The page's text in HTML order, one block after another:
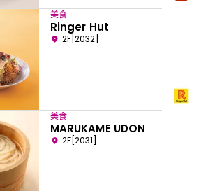
美食
Ringer Hut
2F[2032]
美食
MARUKAME UDON
2F[2031]